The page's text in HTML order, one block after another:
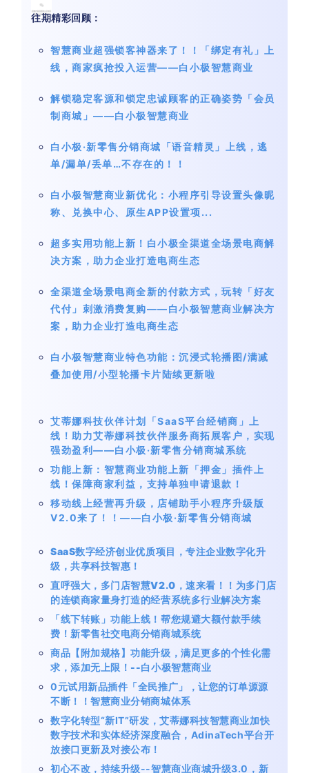
往期精彩回顾：
智慧商业超强锁客神器来了！！「绑定有礼」上
线，商家疯抢投入运营——白小极智慧商业
解锁稳定客源和锁定忠诚顾客的正确姿势「会员
制商城」——白小极智慧商业
白小极·新零售分销商城「语音精灵」上线，逃
单/漏单/丢单…不存在的！！
白小极智慧商业新优化：小程序引导设置头像昵
称、兑换中心、原生APP设置项...
超多实用功能上新！白小极全渠道全场景电商解
决方案，助力企业打造电商生态
全渠道全场景电商全新的付款方式，玩转「好友
代付」刺激消费复购——白小极智慧商业解决方
案，助力企业打造电商生态
白小极智慧商业特色功能：沉浸式轮播图/满减
叠加使用/小型轮播卡片陆续更新啦
艾蒂娜科技伙伴计划「SaaS平台经销商」上
线！助力艾蒂娜科技伙伴服务商拓展客户，实现
强劲盈利——白小极·新零售分销商城系统
功能上新：智慧商业功能上新「押金」插件上
线！保障商家利益，支持单独申请退款！
移动线上经营再升级，店铺助手小程序升级版
V2.0来了！！——白小极·新零售分销商城
SaaS数字经济创业优质项目，专注企业数字化升
级，共享科技智惠！
直呼强大，多门店智慧V2.0，速来看！！为多门店
的连锁商家量身打造的经营系统多行业解决方案
「线下转账」功能上线！帮您规避大额付款手续
费！新零售社交电商分销商城系统
商品【附加规格】功能升级，满足更多的个性化需
求，添加无上限！--白小极智慧商业
0元试用新品插件「全民推广」，让您的订单源源
不断！！智慧商业分销商城体系
数字化转型“新IT”研发，艾蒂娜科技智慧商业加快
数字技术和实体经济深度融合，AdinaTech平台开
放接口更新及对接公布！
初心不改，持续升级--智慧商业商城升级3.0，新